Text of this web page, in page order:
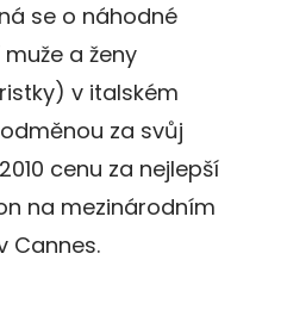
se o náhodné
a ženy
v italském
za svůj
cenu za nejlepší
na mezinárodním
Cannes.